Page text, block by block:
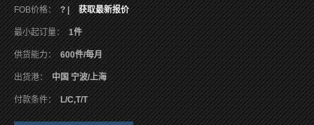
FOB价格： ? | 获取最新报价
最小起订量： 1件
供货能力： 600件/每月
出货港： 中国 宁波/上海
付款条件： L/C,T/T